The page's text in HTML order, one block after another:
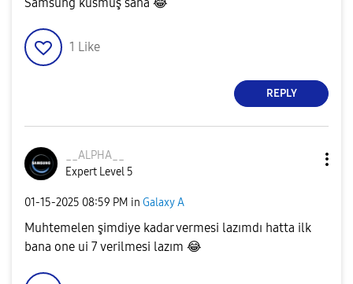
1 Like
REPLY
__ALPHA__
Expert Level 5
‎01-15-2025 08:59 PM in Galaxy A
Muhtemelen şimdiye kadar vermesi lazımdı hatta ilk
bana one ui 7 verilmesi lazım 😂